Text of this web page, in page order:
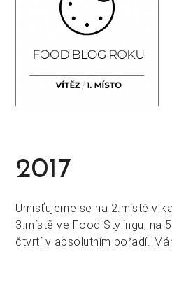
2017
Umisťujeme se na 2.místě v
3.místě ve Food Stylingu, na
čtvrtí v absolutním pořadí.